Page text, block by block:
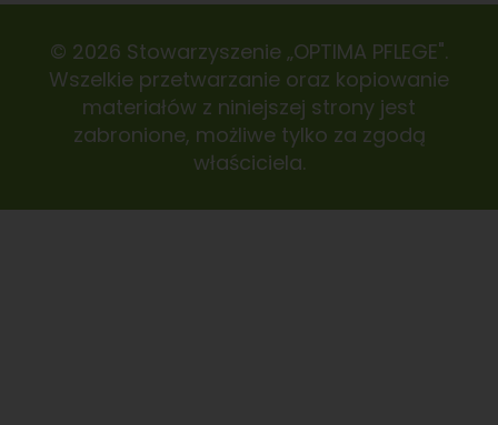
© 2026 Stowarzyszenie „OPTIMA PFLEGE".
Wszelkie przetwarzanie oraz kopiowanie
materiałów z niniejszej strony jest
zabronione, możliwe tylko za zgodą
właściciela.